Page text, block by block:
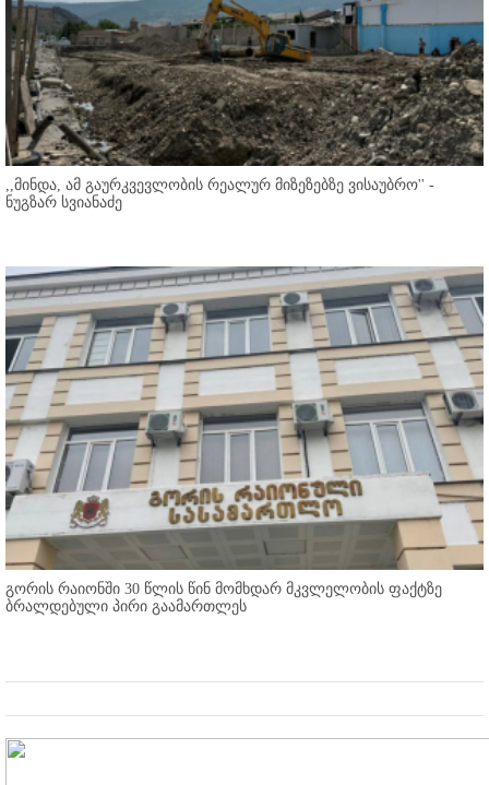
,,მინდა, ამ გაურკვევლობის რეალურ მიზეზებზე ვისაუბრო'' -
ნუგზარ სვიანაძე
გორის რაიონში 30 წლის წინ მომხდარ მკვლელობის ფაქტზე
ბრალდებული პირი გაამართლეს